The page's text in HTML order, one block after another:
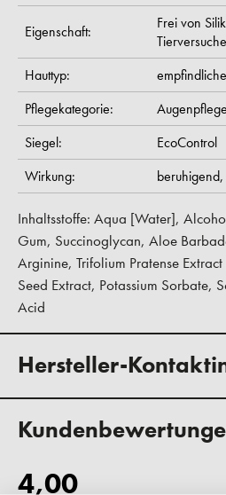
Eigenschaft: Frei von
Hauttyp:
Pflegekategorie:
Augenpflege
Siegel:
EcoControl
Wirkung:
beruhigend,
Inhaltsstoffe: Aqua [Water],
Gum, Succinoglycan, Aloe
Arginine, Trifolium Pratense
Seed Extract, Potassium Sorbate,
Acid
Hersteller-